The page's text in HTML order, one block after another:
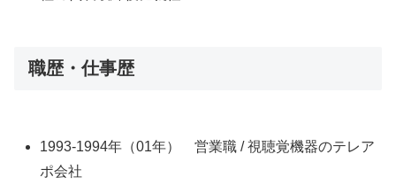
職歴・仕事歴
1993-1994年（01年） 営業職 / 視聴覚機器のテレア
ポ会社